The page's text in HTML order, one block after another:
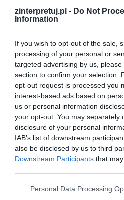
zinterpretuj.pl - Do Not
Information
If you wish to opt-out of the sale,
processing of your personal or
targeted advertising by us,
section to confirm your selection.
opt-out request is processed you
interest-based ads based on
us or personal information
your opt-out. You may separately
disclosure of your personal
IAB’s list of downstream
also be disclosed by us to third
Downstream Participants that
Personal Data Processing
Próba normalnego życia
apokalipsy ma
może dla mężczyzn
który został bezpowrotnie